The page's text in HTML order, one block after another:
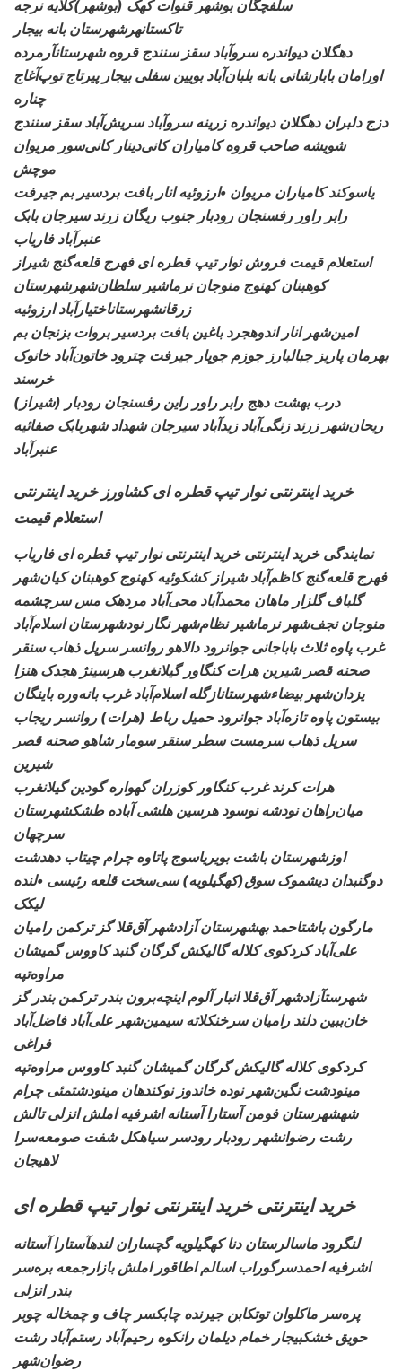
سلفچگان بوشهر قنوات کهک (بوشهر)کلایه نرجه
تاکستانهرشهرستان بانه بیجار
دهگلاندیواندره سروآباد سقز سنندج قروه شهرستانآرمرده
اورامان بابارشانی بانه بلبان‌آباد بویین سفلی بیجار پیرتاج توپ‌آغاج
چناره
دزج دلبران دهگلان دیواندره زرینه سروآباد سریش‌آباد سقز سنندج
شویشه صاحب قروه کامیاران کانی‌دینار کانی‌سور مریوان
موچش
یاسوکند کامیاران مریوان •ارزوئیه انار بافت بردسیر بم جیرفت
رابر راور رفسنجان رودبار جنوب ریگان زرند سیرجان بابک
عنبرآباد فاریاب
استعلام قیمت فروش نوار تیپ قطره ایفهرج قلعه‌گنج شیراز
کوهبنان کهنوج منوجان نرماشیر سلطان‌شهرشهرستان
زرقانشهرستاناختیارآباد ارزوئیه
امین‌شهر انار اندوهجردباغین بافت بردسیر بروات بزنجان بم
بهرمان پاریز جبالبارز جوزم جوپار جیرفت چترود خاتون‌آباد خانوک
خرسند
درب بهشت دهج رابر راور راین رفسنجان رودبار (شیراز)
ریحان‌شهر زرند زنگی‌آباد زیدآباد سیرجان شهداد شهربابک صفائیه
عنبرآباد
خرید اینترنتی نوار تیپ قطره ای کشاورز خرید اینترنتی
استعلام قیمت
نمایندگی خرید اینترنتی خرید اینترنتی نوار تیپ قطره ایفاریاب
فهرج قلعه‌گنج کاظم‌آباد شیرازکشکوئیه کهنوج کوهبنان کیان‌شهر
گلباف گلزار ماهان محمدآباد محی‌آباد مردهک مس سرچشمه
منوجان نجف‌شهر نرماشیرنظام‌شهر نگار نودشهرستان اسلام‌آباد
غرب پاوه ثلاث باباجانی جوانرود دالاهو روانسر سرپل ذهاب سنقر
صحنه قصر شیرین هراتکنگاور گیلانغرب هرسینژ هجدک هنزا
یزدان‌شهر بیضاءشهرستانازگله اسلام‌آباد غرب بانه‌وره باینگان
بیستون پاوه تازه‌آباد جوانرودحمیل رباط (هرات) روانسر ریجاب
سرپل ذهاب سرمست سطر سنقر سومار شاهو صحنه قصر
شیرین
هرات کرند غربکنگاور کوزران گهواره گودین گیلانغرب
میان‌راهان نودشه نوسود هرسین هلشی آباده طشکشهرستان
سرچهان
اوزشهرستانباشت بویریاسوج پاتاوه چرام چیتاب دهدشت
دوگنبدان دیشموک سوق(کهگیلویه) سی‌سخت قلعه رئیسی •لنده
لیکک
مارگون باشتاحمد بهشهرستانآزادشهر آق‌قلا گز ترکمن رامیان
علی‌آباد کردکوی کلاله گالیکش گرگان گنبد کاووس گمیشان
مراوه‌تپه
شهرستآزادشهر آق‌قلا انبارآلوم اینچه‌برون بندر ترکمن بندر گز
خان‌ببین دلند رامیان سرخنکلاته سیمین‌شهر علی‌آباد فاضل‌آباد
فراغی
کردکوی کلاله گالیکشگرگان گمیشان گنبد کاووس مراوه‌تپه
مینودشت نگین‌شهر نوده خاندوز نوکندهان مینودشتمئی چرام
شهشهرستان فومن آستاراآستانه اشرفیه املش انزلی تالش
رشت رضوانشهر رودبار رودسر سیاهکل شفت صومعه‌سرا
لاهیجان
خرید اینترنتی خرید اینترنتی نوار تیپ قطره ای
لنگرود ماسالرستان دناکهگیلویه گچساران لندهآستارا آستانه
اشرفیه احمدسرگوراب اسالم اطاقور املش بازارجمعه بره‌سر
بندر انزلی
پره‌سر ماکلوانتوتکابن جیرنده چابکسر چاف و چمخاله چوبر
حویق خشکبیجار خمام دیلمان رانکوه رحیم‌آباد رستم‌آباد رشت
رضوان‌شهر